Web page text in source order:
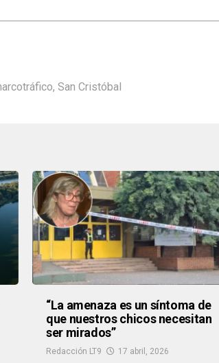
, San Cristóbal
“La amenaza es un síntoma de
que nuestros chicos necesitan
ser mirados”
Redacción LT9 17 abril, 2026